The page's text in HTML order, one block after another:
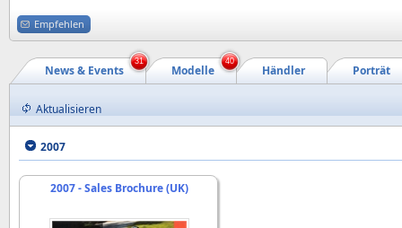
Empfehlen
Porträt
Händler
Modelle
News & Events
31 40
Aktualisieren
2007
2007 - Sales Brochure (UK)